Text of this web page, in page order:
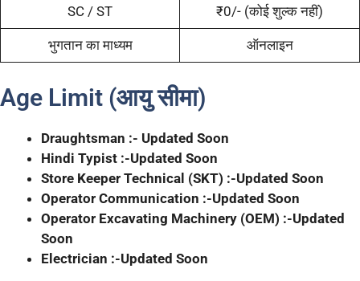
SC / ST ₹0/- (कोई शुल्क नहीं)
भुगतान का माध्यम ऑनलाइन
Age Limit (आयु सीमा)
Draughtsman :- Updated Soon
Hindi Typist :-Updated Soon
Store Keeper Technical (SKT) :-Updated Soon
Operator Communication :-Updated Soon
Operator Excavating Machinery (OEM) :-Updated
Soon
Electrician :-Updated Soon